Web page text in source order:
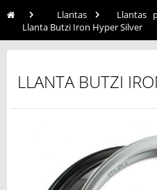
Llantas Llantas
Llanta Butzi Iron Hyper Silver
LLANTA BUTZI